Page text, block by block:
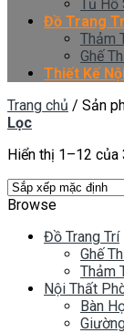
Tủ Hồ
Đồ Trang
Thảm
Ghế
Thiết Kế
Trang chủ / Sản
Lọc
Hiển thị 1–12 của
Browse
Đồ Trang Trí
Ghế
Thảm
Nội Thất
Bàn